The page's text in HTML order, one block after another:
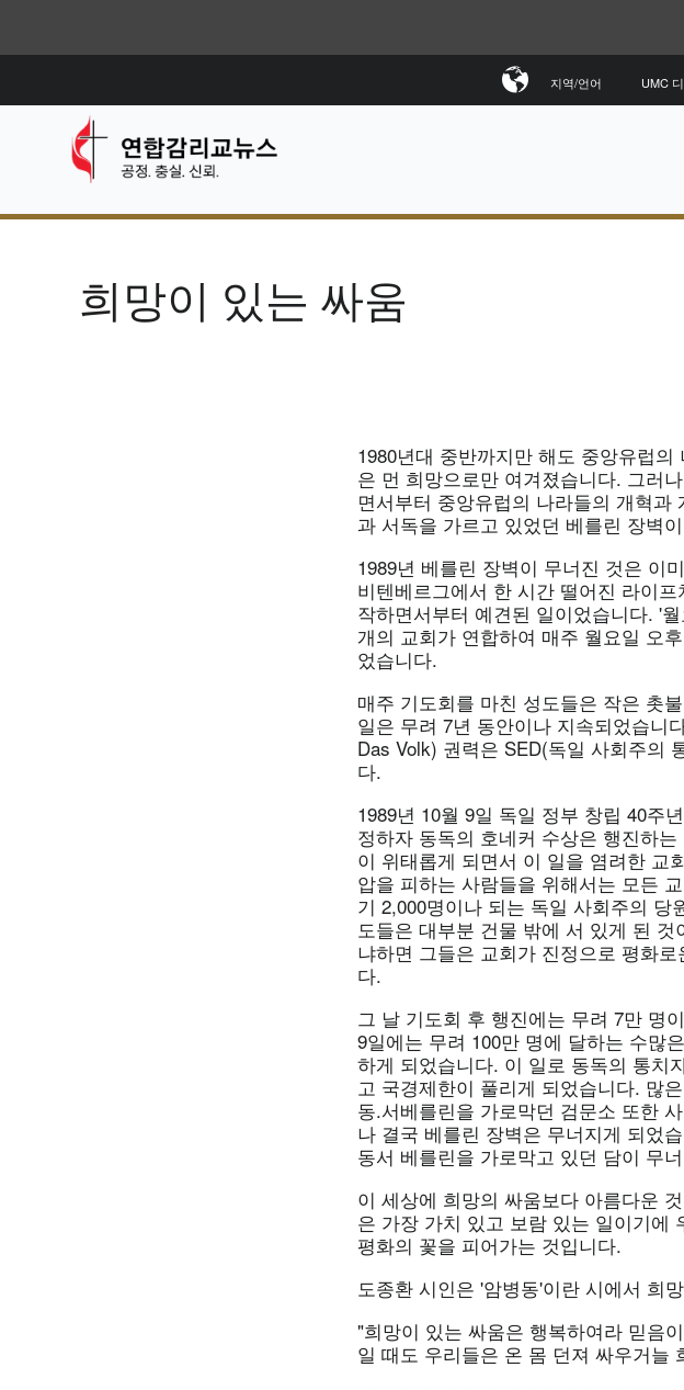
지역/언어 UMC
희망이 있는 싸움
1980년대 중반까지만 해도 중앙유럽
은 먼 희망으로만 여겨졌습니다. 그러
면서부터 중앙유럽의 나라들의 개혁
과 서독을 가르고 있었던 베를린 장벽
1989년 베를린 장벽이 무너진 것은 이
비텐베르그에서 한 시간 떨어진 라이
작하면서부터 예견된 일이었습니다. '
개의 교회가 연합하여 매주 월요일 오
었습니다.
매주 기도회를 마친 성도들은 작은 촛
일은 무려 7년 동안이나 지속되었습니
Das Volk) 권력은 SED(독일 사회주의
다.
1989년 10월 9일 독일 정부 창립 40주
정하자 동독의 호네커 수상은 행진하
이 위태롭게 되면서 이 일을 염려한 교
압을 피하는 사람들을 위해서는 모든
기 2,000명이나 되는 독일 사회주의
도들은 대부분 건물 밖에 서 있게 된
냐하면 그들은 교회가 진정으로 평화
다.
그 날 기도회 후 행진에는 무려 7만 명
9일에는 무려 100만 명에 달하는 수많
하게 되었습니다. 이 일로 동독의 통치
고 국경제한이 풀리게 되었습니다. 많
동.서베를린을 가로막던 검문소 또한
나 결국 베를린 장벽은 무너지게 되었
동서 베를린을 가로막고 있던 담이 무
이 세상에 희망의 싸움보다 아름다운
은 가장 가치 있고 보람 있는 일이기에
평화의 꽃을 피어가는 것입니다.
도종환 시인은 '암병동'이란 시에서 희
"희망이 있는 싸움은 행복하여라 믿음
일 때도 우리들은 온 몸 던져 싸우거늘